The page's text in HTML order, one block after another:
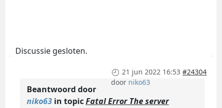
Discussie gesloten.
21 jun 2022 16:53 #24304
door niko63
Beantwoord door
niko63in topicFatal Error The server